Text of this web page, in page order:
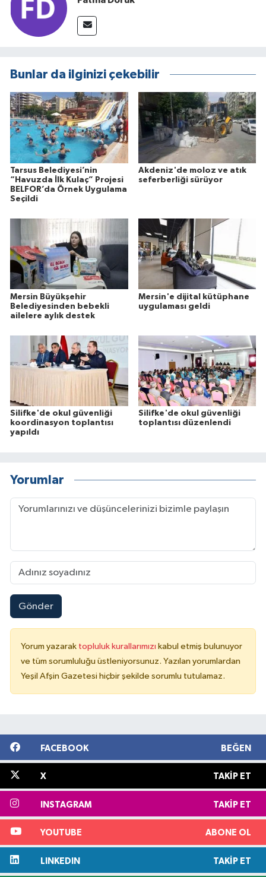
Bunlar da ilginizi çekebilir
Tarsus Belediyesi’nin
“Havuzda İlk Kulaç” Projesi
BELFOR’da Örnek Uygulama
Seçildi
Akdeniz'de moloz ve atık
seferberliği sürüyor
Mersin Büyükşehir
Belediyesinden bebekli
ailelere aylık destek
Mersin'e dijital kütüphane
uygulaması geldi
Silifke'de okul güvenliği
koordinasyon toplantısı
yapıldı
Silifke'de okul güvenliği
toplantısı düzenlendi
Yorumlar
Gönder
Yorum yazarak topluluk kurallarımızı kabul etmiş bulunuyor
ve tüm sorumluluğu üstleniyorsunuz. Yazılan yorumlardan
Yeşil Afşin Gazetesi hiçbir şekilde sorumlu tutulamaz.
FACEBOOK BEĞEN
X TAKIP ET
INSTAGRAM TAKIP ET
YOUTUBE ABONE OL
LINKEDIN TAKIP ET